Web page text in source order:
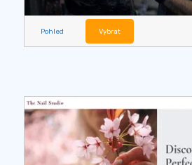
Pohled Vybrat